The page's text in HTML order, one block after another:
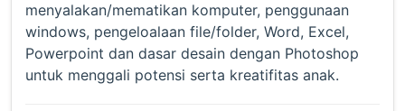
menyalakan/mematikan komputer, penggunaan
windows, pengeloalaan file/folder, Word, Excel,
Powerpoint dan dasar desain dengan Photoshop
untuk menggali potensi serta kreatifitas anak.